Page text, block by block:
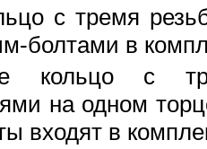
с тремя
болтами в
кольцо с
на одном
входят в